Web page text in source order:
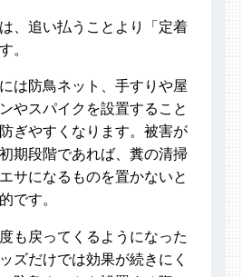
、追い払うことより「定着
。
は防鳥ネット、手すりや屋
やスパイクを設置すること
ぎやすくなります。被害が
期段階であれば、糞の清掃
サになるものを置かないと
です。
も戻ってくるようになった
ズだけでは効果が続きにく